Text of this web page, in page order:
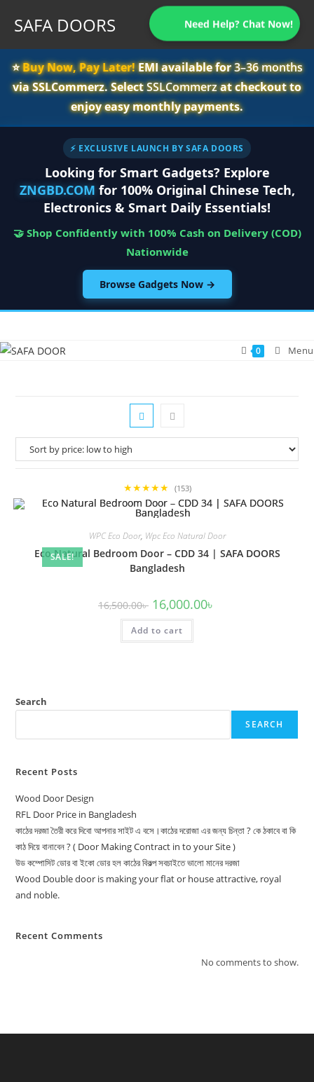
SAFA DOORS Need Help? Chat Now!
⭐️Buy Now, Pay Later!EMI available for3–36 months
via SSLCommerz. SelectSSLCommerzat checkout to
enjoy easy monthly payments.
⚡ EXCLUSIVE LAUNCH BY SAFA DOORS
Looking for Smart Gadgets? Explore
ZNGBD.COM for 100% Original Chinese Tech,
Electronics & Smart Daily Essentials!
🤝 Shop Confidently with 100% Cash on Delivery (COD)
Nationwide
Browse Gadgets Now →
content
0 Menu
★★★★★ (153)
SALE!
WPC Eco Door, Wpc Eco Natural Door
Eco Natural Bedroom Door – CDD 34 | SAFA DOORS
Bangladesh
16,500.00৳ Original
price
was:
16,500.00৳ .
16,000.00৳
Add to cart
Search
SEARCH
Recent Posts
Wood Door Design
RFL Door Price in Bangladesh
কাঠের দরজা তৈরী করে দিবো আপনার সাইট এ বসে।কাঠের দরোজা এর জন্য চিন্তা ? কে ঠকাবে বা কি
কাঠ দিয়ে বানাবেন ? ( Door Making Contract in to your Site )
উড কম্পোসিট ডোর বা ইকো ডোর হল কাঠের বিকল্প সবচাইতে ভালো মানের দরজা
Wood Double door is making your flat or house attractive, royal
and noble.
Recent Comments
No comments to show.